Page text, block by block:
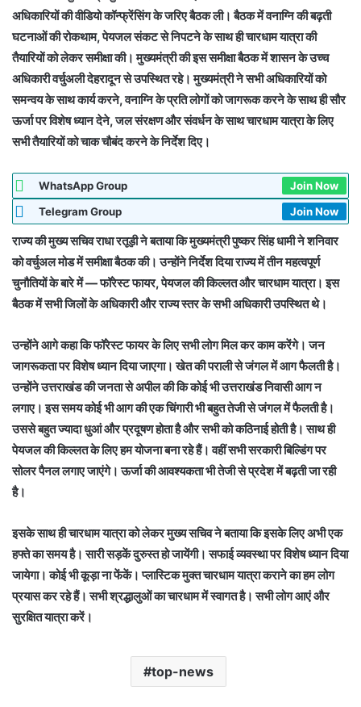
अधिकारियों की वीडियो कॉन्फ्रेंसिंग के जरिए बैठक ली। बैठक में वनाग्नि की बढ़ती
घटनाओं की रोकथाम, पेयजल संकट से निपटने के साथ ही चारधाम यात्रा की
तैयारियों को लेकर समीक्षा की। मुख्यमंत्री की इस समीक्षा बैठक में शासन के उच्च
अधिकारी वर्चुअली देहरादून से उपस्थित रहे। मुख्यमंत्री ने सभी अधिकारियों को
समन्वय के साथ कार्य करने, वनाग्नि के प्रति लोगों को जागरूक करने के साथ ही सौर
ऊर्जा पर विशेष ध्यान देने, जल संरक्षण और संवर्धन के साथ चारधाम यात्रा के लिए
सभी तैयारियों को चाक चौबंद करने के निर्देश दिए।
WhatsApp Group
Join Now
Telegram Group
Join Now
राज्य की मुख्य सचिव राधा रतूड़ी ने बताया कि मुख्यमंत्री पुष्कर सिंह धामी ने शनिवार
को वर्चुअल मोड में समीक्षा बैठक की। उन्होंने निर्देश दिया राज्य में तीन महत्वपूर्ण
चुनौतियों के बारे में — फॉरेस्ट फायर, पेयजल की किल्लत और चारधाम यात्रा। इस
बैठक में सभी जिलों के अधिकारी और राज्य स्तर के सभी अधिकारी उपस्थित थे।
उन्होंने आगे कहा कि फॉरेस्ट फायर के लिए सभी लोग मिल कर काम करेंगे। जन
जागरूकता पर विशेष ध्यान दिया जाएगा। खेत की पराली से जंगल में आग फैलती है।
उन्होंने उत्तराखंड की जनता से अपील की कि कोई भी उत्तराखंड निवासी आग न
लगाए। इस समय कोई भी आग की एक चिंगारी भी बहुत तेजी से जंगल में फैलती है।
उससे बहुत ज्यादा धुआं और प्रदूषण होता है और सभी को कठिनाई होती है। साथ ही
पेयजल की किल्लत के लिए हम योजना बना रहे हैं। वहीं सभी सरकारी बिल्डिंग पर
सोलर पैनल लगाए जाएंगे। ऊर्जा की आवश्यकता भी तेजी से प्रदेश में बढ़ती जा रही
है।
इसके साथ ही चारधाम यात्रा को लेकर मुख्य सचिव ने बताया कि इसके लिए अभी एक
हफ्ते का समय है। सारी सड़कें दुरुस्त हो जायेंगी। सफाई व्यवस्था पर विशेष ध्यान दिया
जायेगा। कोई भी कूड़ा ना फेंकें। प्लास्टिक मुक्त चारधाम यात्रा कराने का हम लोग
प्रयास कर रहे हैं। सभी श्रद्धालुओं का चारधाम में स्वागत है। सभी लोग आएं और
सुरक्षित यात्रा करें।
top-news